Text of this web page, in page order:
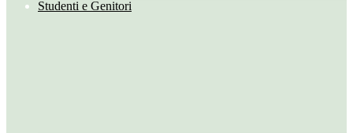
Studenti e Genitori